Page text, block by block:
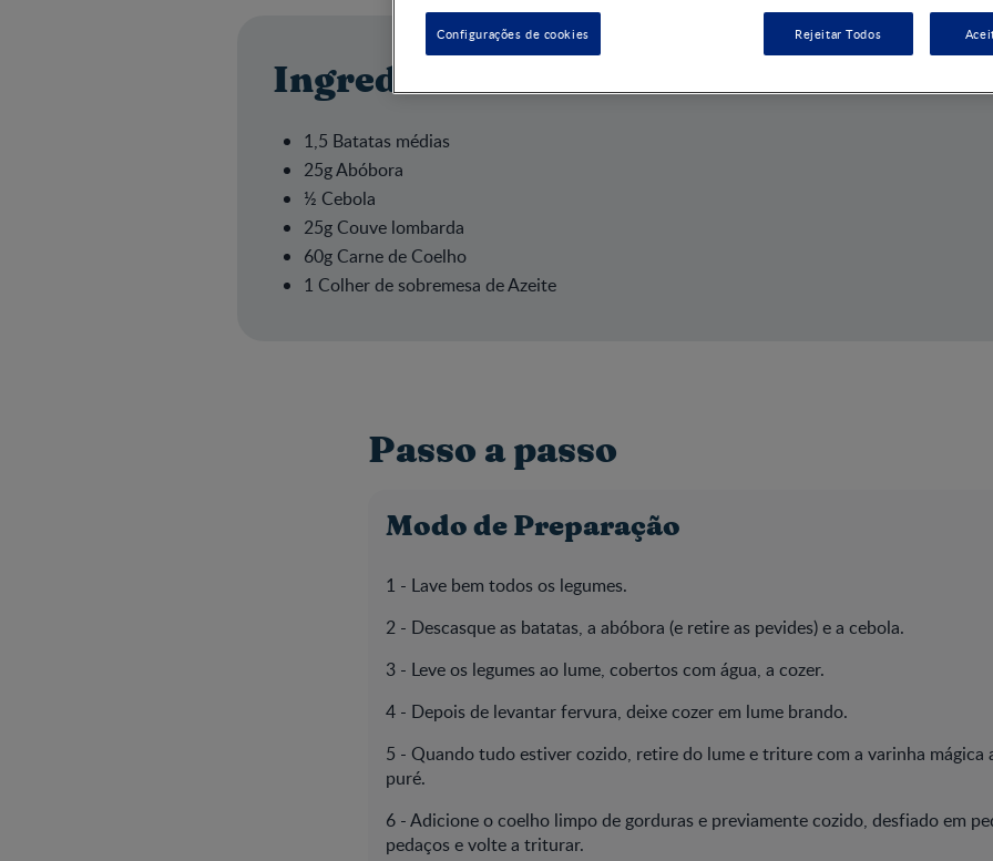
Ingredientes
1,5 Batatas médias
25g Abóbora
½ Cebola
25g Couve lombarda
60g Carne de Coelho
1 Colher de sobremesa de Azeite
Passo a passo
Modo de Preparação
1 - Lave bem todos os legumes.
2 - Descasque as batatas, a abóbora (e retire as pevides) e a cebola.
3 - Leve os legumes ao lume, cobertos com água, a cozer.
4 - Depois de levantar fervura, deixe cozer em lume brando.
5 - Quando tudo estiver cozido, retire do lume e triture com a varinha mágica
puré.
6 - Adicione o coelho limpo de gorduras e previamente cozido, desfiado em
pedaços e volte a triturar.
Rejeitar Todos
Configurações de cookies